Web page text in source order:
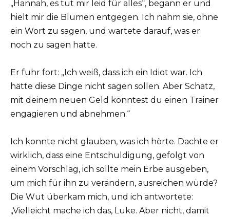
„Hannah, es tut mir leid für alles“, begann er und
hielt mir die Blumen entgegen. Ich nahm sie, ohne
ein Wort zu sagen, und wartete darauf, was er
noch zu sagen hatte.
Er fuhr fort: „Ich weiß, dass ich ein Idiot war. Ich
hätte diese Dinge nicht sagen sollen. Aber Schatz,
mit deinem neuen Geld könntest du einen Trainer
engagieren und abnehmen.“
Ich konnte nicht glauben, was ich hörte. Dachte er
wirklich, dass eine Entschuldigung, gefolgt von
einem Vorschlag, ich sollte mein Erbe ausgeben,
um mich für ihn zu verändern, ausreichen würde?
Die Wut überkam mich, und ich antwortete:
„Vielleicht mache ich das, Luke. Aber nicht, damit